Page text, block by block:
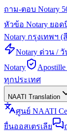
ถาม-ตอบ Notary
หัวข้อ Notary ยอด
Notary กรุงเทพฯ
Notary ด่วน / วั
Notary
ทุกประเทศ
NAATI Translation
ศูนย์ NAATI
ยื่นออสเตรเลีย